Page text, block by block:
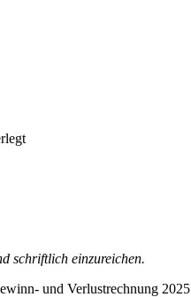
schriftlich einzureichen.
und Verlustrechnung